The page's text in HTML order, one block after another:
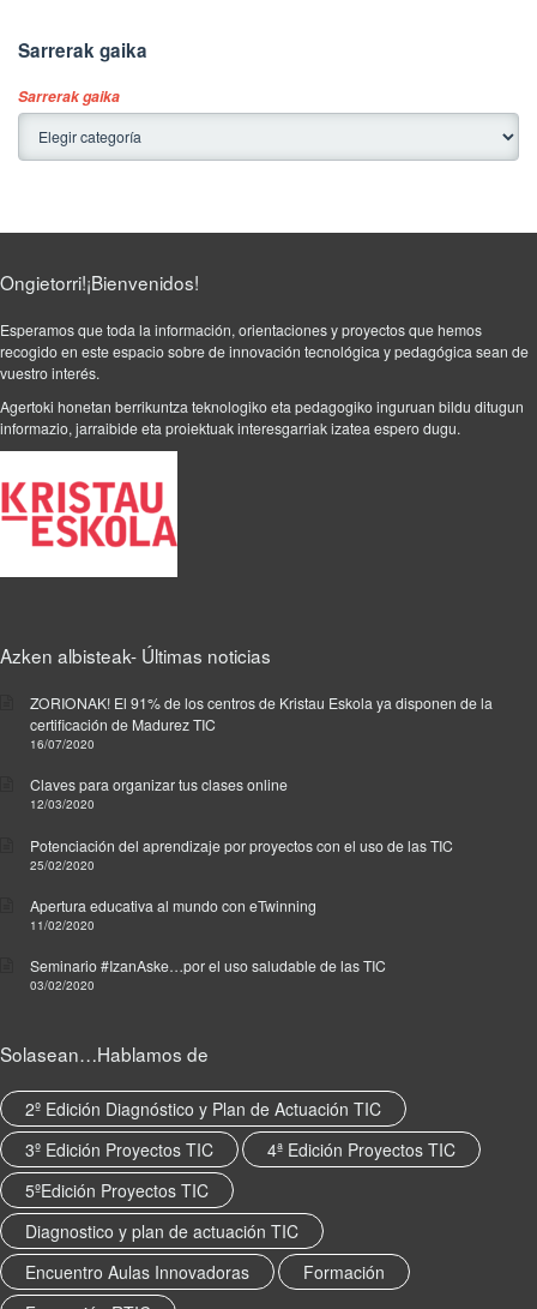
2
2
1
i
z
a
a
e
e
i
q
e
t
d
o
o
m
n
c
i
a
d
i
g
i
t
l
Sarrerak gaika
Sarrerak gaika
Ongietorri!¡Bienvenidos!
Esperamos que toda la información, orientaciones y proyectos que hemos
recogido en este espacio sobre de innovación tecnológica y pedagógica sean de
vuestro interés.
Agertoki honetan berrikuntza teknologiko eta pedagogiko inguruan bildu ditugun
informazio, jarraibide eta proiektuak interesgarriak izatea espero dugu.
Azken albisteak- Últimas noticias
ZORIONAK! El 91% de los centros de Kristau Eskola ya disponen de la
certificación de Madurez TIC
16/07/2020
Claves para organizar tus clases online
12/03/2020
Potenciación del aprendizaje por proyectos con el uso de las TIC
25/02/2020
Apertura educativa al mundo con eTwinning
11/02/2020
Seminario #IzanAske…por el uso saludable de las TIC
03/02/2020
Solasean…Hablamos de
2º Edición Diagnóstico y Plan de Actuación TIC
3º Edición Proyectos TIC
4ª Edición Proyectos TIC
5ºEdición Proyectos TIC
Diagnostico y plan de actuación TIC
Encuentro Aulas Innovadoras
Formación